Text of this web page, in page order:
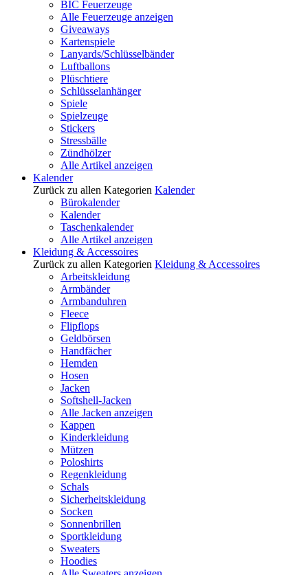
BIC Feuerzeuge
Alle Feuerzeuge anzeigen
Giveaways
Kartenspiele
Lanyards/Schlüsselbänder
Luftballons
Plüschtiere
Schlüsselanhänger
Spiele
Spielzeuge
Stickers
Stressbälle
Zündhölzer
Alle Artikel anzeigen
Kalender
Zurück zu allen Kategorien Kalender
Bürokalender
Kalender
Taschenkalender
Alle Artikel anzeigen
Kleidung & Accessoires
Zurück zu allen Kategorien Kleidung & Accessoires
Arbeitskleidung
Armbänder
Armbanduhren
Fleece
Flipflops
Geldbörsen
Handfächer
Hemden
Hosen
Jacken
Softshell-Jacken
Alle Jacken anzeigen
Kappen
Kinderkleidung
Mützen
Poloshirts
Regenkleidung
Schals
Sicherheitskleidung
Socken
Sonnenbrillen
Sportkleidung
Sweaters
Hoodies